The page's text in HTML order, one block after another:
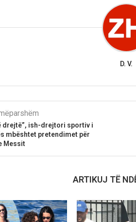
D. V.
drejtë”, ish-drejtori sportiv i
mbështet pretendimet për
Messit
ARTIKUJ TË